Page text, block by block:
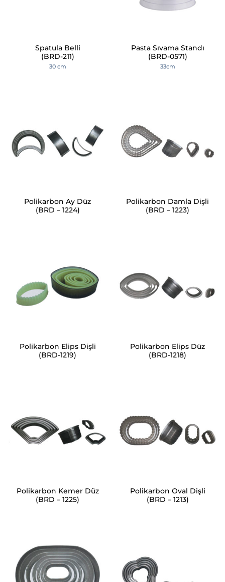
Spatula Belli
(BRD-211)
30 cm
Pasta Sıvama Standı
(BRD-0571)
33cm
Polikarbon Ay Düz
(BRD – 1224)
Polikarbon Damla Dişli
(BRD – 1223)
Polikarbon Elips Dişli
(BRD-1219)
Polikarbon Elips Düz
(BRD-1218)
Polikarbon Kemer Düz
(BRD – 1225)
Polikarbon Oval Dişli
(BRD – 1213)